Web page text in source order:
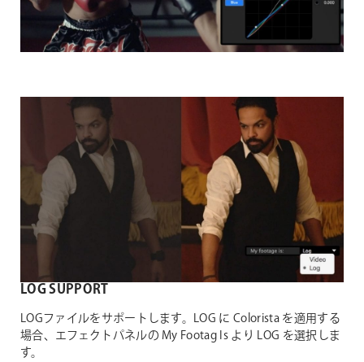
LOG SUPPORT
LOGファイルをサポートします。LOG に Colorista を適用する
場合、エフェクトパネルの My Footag Is より LOG を選択しま
す。